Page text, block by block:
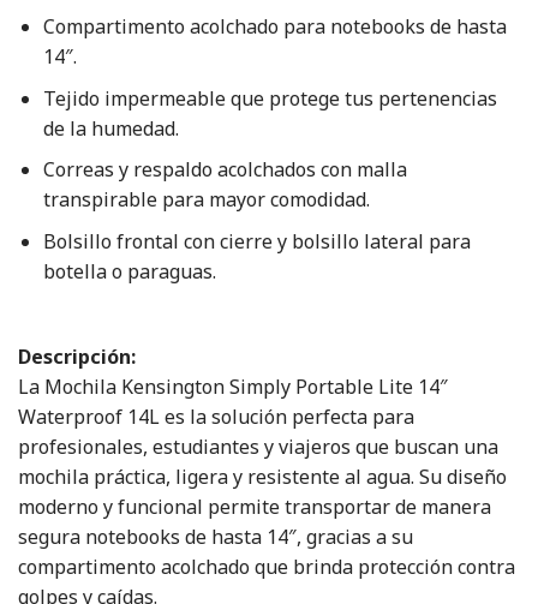
Compartimento acolchado para notebooks de hasta
14″.
Tejido impermeable que protege tus pertenencias
de la humedad.
Correas y respaldo acolchados con malla
transpirable para mayor comodidad.
Bolsillo frontal con cierre y bolsillo lateral para
botella o paraguas.
Descripción:
La Mochila Kensington Simply Portable Lite 14″
Waterproof 14L es la solución perfecta para
profesionales, estudiantes y viajeros que buscan una
mochila práctica, ligera y resistente al agua. Su diseño
moderno y funcional permite transportar de manera
segura notebooks de hasta 14″, gracias a su
compartimento acolchado que brinda protección contra
golpes y caídas.